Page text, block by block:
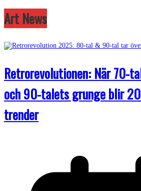
Art News
Retrorevolutionen: När 70-
och 90-talets grunge blir
trender